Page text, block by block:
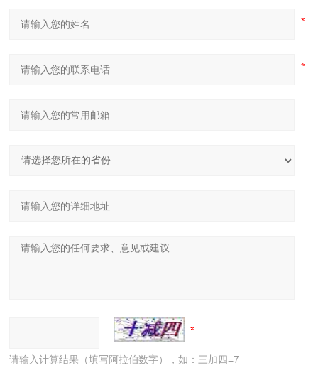
请输入计算结果（填写阿拉伯数字），如：三加四=7